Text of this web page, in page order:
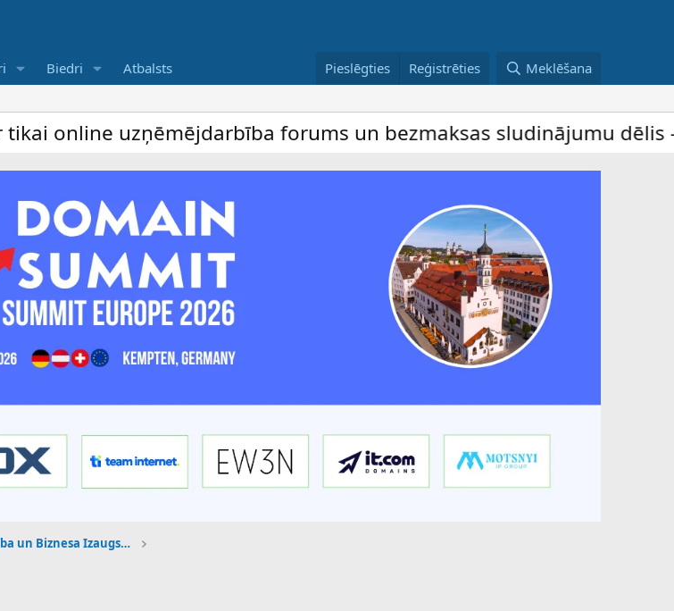
Biedri Atbalsts Pieslēgties Reģistrēties Meklēšana
uzņēmējdarbība forums un bezmaksas sludinājumu dēlis – dalība
Online Uzņēmējdarbība un Biznesa Izaugsme